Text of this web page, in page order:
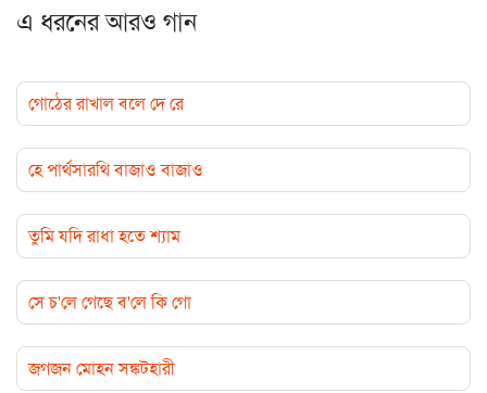
এ ধরনের আরও গান
গোঠের রাখাল বলে দে রে
হে পার্থসারথি বাজাও বাজাও
তুমি যদি রাধা হতে শ্যাম
সে চ'লে গেছে ব'লে কি গো
জগজন মোহন সঙ্কটহারী